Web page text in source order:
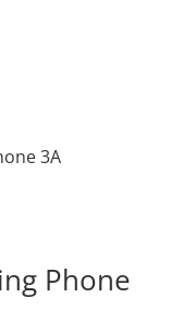
3A
Phone